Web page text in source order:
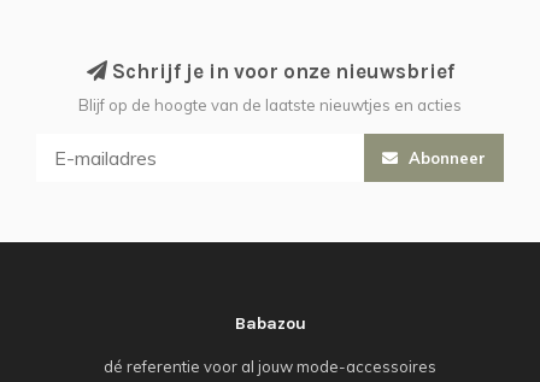
Schrijf je in voor onze nieuwsbrief
Blijf op de hoogte van de laatste nieuwtjes en acties
Abonneer
Babazou
dé referentie voor al jouw mode-accessoires